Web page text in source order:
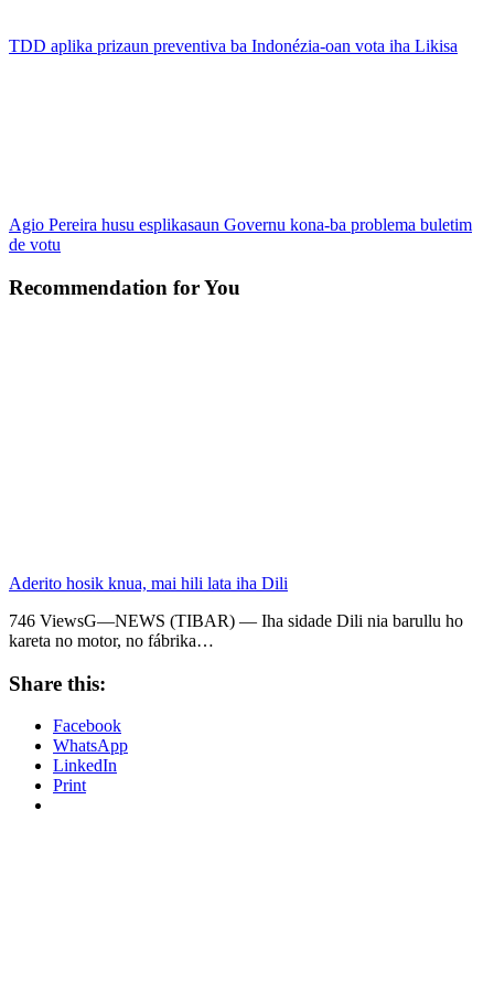
TDD aplika prizaun preventiva ba Indonézia-oan vota iha Likisa
Agio Pereira husu esplikasaun Governu kona-ba problema buletim
de votu
Recommendation for You
Aderito hosik knua, mai hili lata iha Dili
746 ViewsG—NEWS (TIBAR) — Iha sidade Dili nia barullu ho
kareta no motor, no fábrika…
Share this:
Facebook
WhatsApp
LinkedIn
Print